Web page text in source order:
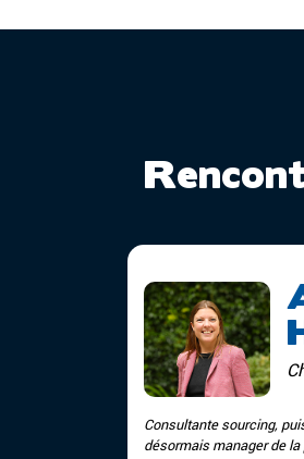
Consultante sourcing,